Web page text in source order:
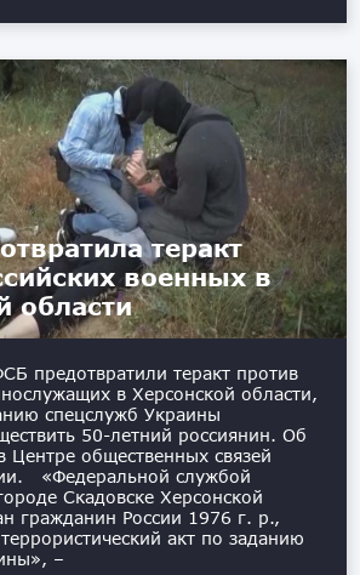
теракт
военных в
области
предотвратили теракт против
в Херсонской области,
спецслужб Украины
50-летний россиянин. Об
Центре общественных связей
«Федеральной службой
Скадовске Херсонской
гражданин России 1976 г. р.,
акт по заданию
–